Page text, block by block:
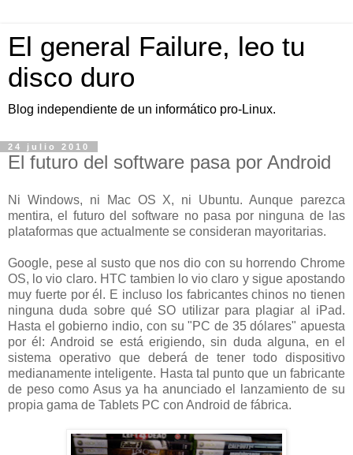
El general Failure, leo tu
disco duro
Blog independiente de un informático pro-Linux.
24 julio 2010
El futuro del software pasa por Android
Ni Windows, ni Mac OS X, ni Ubuntu. Aunque parezca
mentira, el futuro del software no pasa por ninguna de las
plataformas que actualmente se consideran mayoritarias.
Google, pese al susto que nos dio con su horrendo Chrome
OS, lo vio claro. HTC tambien lo vio claro y sigue apostando
muy fuerte por él. E incluso los fabricantes chinos no tienen
ninguna duda sobre qué SO utilizar para plagiar al iPad.
Hasta el gobierno indio, con su "PC de 35 dólares" apuesta
por él: Android se está erigiendo, sin duda alguna, en el
sistema operativo que deberá de tener todo dispositivo
medianamente inteligente. Hasta tal punto que un fabricante
de peso como Asus ya ha anunciado el lanzamiento de su
propia gama de Tablets PC con Android de fábrica.